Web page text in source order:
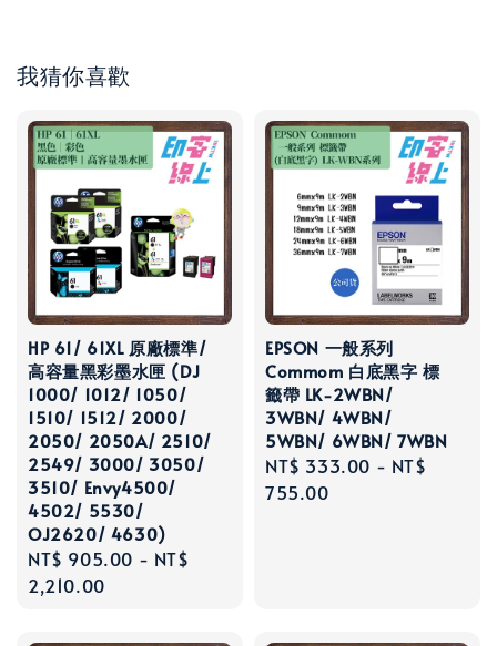
我猜你喜歡
HP 61/ 61XL 原廠標準/
高容量黑彩墨水匣 (DJ
1000/ 1012/ 1050/
1510/ 1512/ 2000/
2050/ 2050A/ 2510/
2549/ 3000/ 3050/
3510/ Envy4500/
4502/ 5530/
OJ2620/ 4630)
Regular
price
NT$ 905.00 - NT$
2,210.00
EPSON 一般系列
Commom 白底黑字 標
籤帶 LK-2WBN/
3WBN/ 4WBN/
5WBN/ 6WBN/ 7WBN
Regular
price
NT$ 333.00 - NT$
755.00